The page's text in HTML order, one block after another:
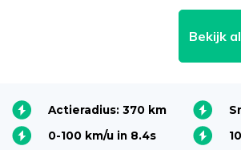
Bekijk
Actieradius: 370 km
0-100 km/u in 8.4s